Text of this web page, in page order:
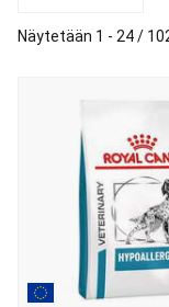
Näytetään 1 - 24 /